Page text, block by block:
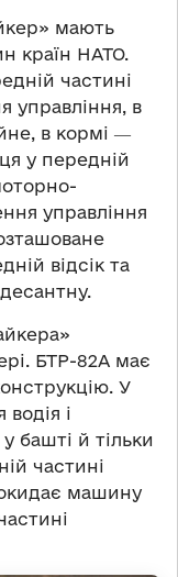
мають
країн НАТО.
частині
управління, в
в кормі ―
у передній
управління
відсік та
БТР-82А має
У
і
башті й тільки
частині
машину